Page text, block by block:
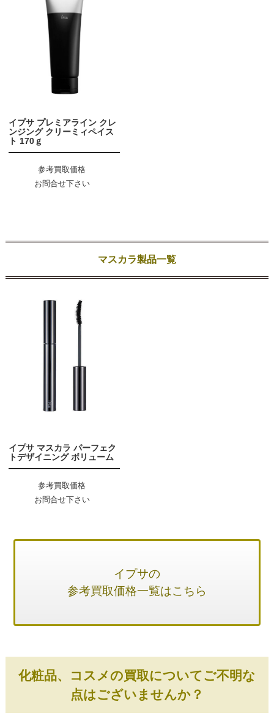
イプサ プレミアライン クレ
ンジング クリーミィペイス
ト 170ｇ
参考買取価格
お問合せ下さい
マスカラ製品一覧
イプサ マスカラ パーフェク
トデザイニング ボリューム
参考買取価格
お問合せ下さい
イプサの
参考買取価格一覧はこちら
化粧品、コスメの買取についてご不明な
点はございませんか？